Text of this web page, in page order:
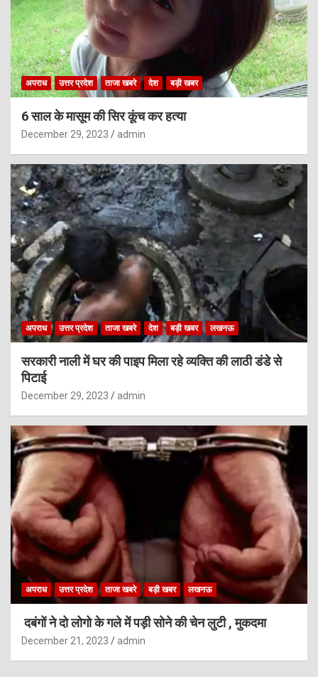
अपराध उत्तर प्रदेश ताजा खबरे देश बड़ी खबर
6 साल के मासूम की सिर कूंच कर हत्या
December 29, 2023 admin
अपराध उत्तर प्रदेश ताजा खबरे देश बड़ी खबर लखनऊ
सरकारी नाली में घर की पाइप मिला रहे व्यक्ति की लाठी डंडे से
पिटाई
December 29, 2023 admin
अपराध उत्तर प्रदेश ताजा खबरे बड़ी खबर लखनऊ
दबंगों ने दो लोगो के गले में पड़ी सोने की चेन लुटी , मुकदमा
December 21, 2023 admin